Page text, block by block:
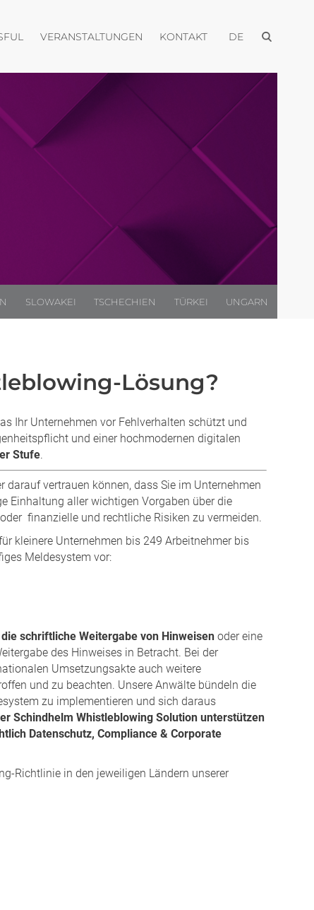
Menü öffnen
VERANSTALTUNGEN Menü öffnen
KONTAKTMenü öffnen
DE Menü öffnen
SLOWAKEI TSCHECHIEN TÜRKEI UNGARN
Lösung?
Ihr Unternehmen vor Fehlverhalten schützt und
und einer hochmodernen digitalen
Stufe.
vertrauen können, dass Sie im Unternehmen
Einhaltung aller wichtigen Vorgaben über die
finanzielle und rechtliche Risiken zu vermeiden.
kleinere Unternehmen bis 249 Arbeitnehmer bis
Meldesystem vor:
schriftliche Weitergabe von Hinweisen oder eine
des Hinweises in Betracht. Bei der
Umsetzungsakte auch weitere
und zu beachten. Unsere Anwälte bündeln die
zu implementieren und sich daraus
Schindhelm Whistleblowing Solution unterstützen
Datenschutz, Compliance & Corporate
Richtlinie in den jeweiligen Ländern unserer